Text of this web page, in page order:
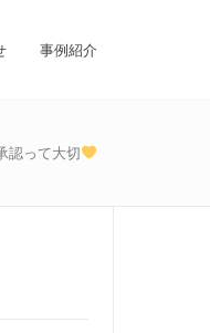
事例紹介
認って大切